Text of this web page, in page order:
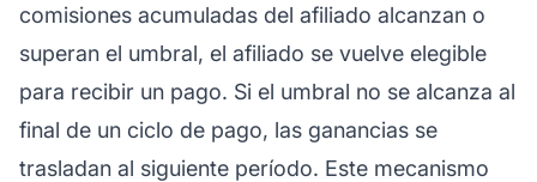
comisiones acumuladas del afiliado alcanzan o
superan el umbral, el afiliado se vuelve elegible
para recibir un pago. Si el umbral no se alcanza al
final de un ciclo de pago, las ganancias se
trasladan al siguiente período. Este mecanismo